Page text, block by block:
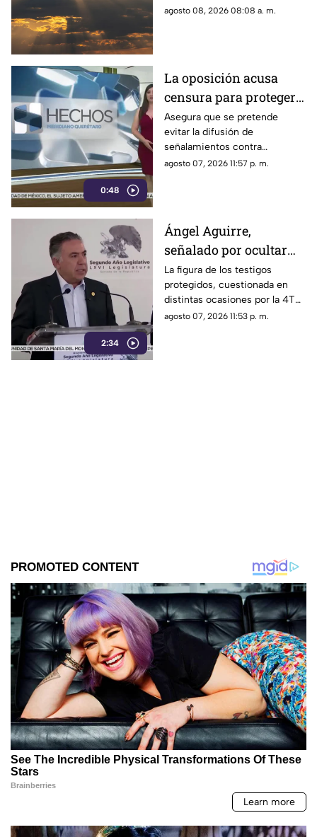
clima en Querétaro.
agosto 08, 2026 08:08 a. m.
0:48
La oposición acusa
censura para proteger a
presuntos
narcopolíticos
vinculados a la 4T
Asegura que se pretende
evitar la difusión de
señalamientos contra
presuntos narcopolíticos
agosto 07, 2026 11:57 p. m.
2:34
Ángel Aguirre,
señalado por ocultar
evidencia del caso
Ayotzinapa
La figura de los testigos
protegidos, cuestionada en
distintas ocasiones por la 4T
cuando es utilizada por
agosto 07, 2026 11:53 p. m.